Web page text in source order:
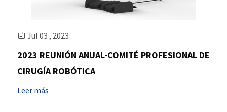
 Jul 03 , 2023
2023 REUNIÓN ANUAL-COMITÉ PROFESIONAL DE
CIRUGÍA ROBÓTICA
Leer más